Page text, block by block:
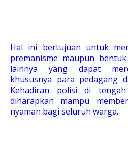
Hal ini bertujuan untuk
premanisme maupun
lainnya yang dapat
khususnya para pedagang
Kehadiran polisi di
diharapkan mampu
nyaman bagi seluruh warga.